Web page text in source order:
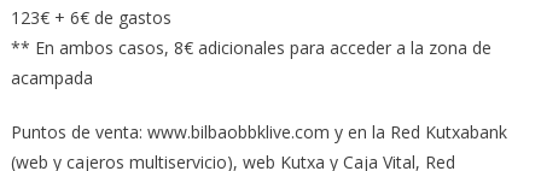
123€ + 6€ de gastos
** En ambos casos, 8€ adicionales para acceder a la zona de
acampada
Puntos de venta: www.bilbaobbklive.com y en la Red Kutxabank
(web y cajeros multiservicio), web Kutxa y Caja Vital, Red